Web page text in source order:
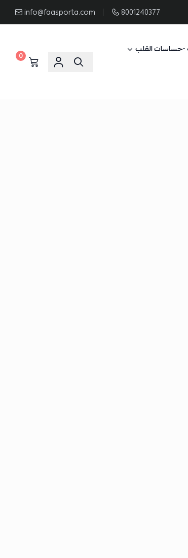
8001240377
info@faasporta.com
-حساسات القلب
0